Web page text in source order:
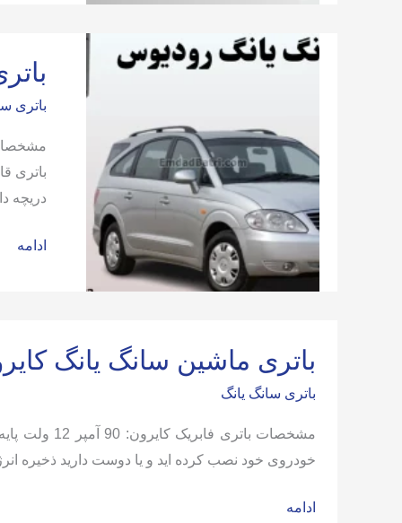
اکتیون
باتری
دریچه
باتری
رودیوس
ادامه
باتری ماشین سانگ یانگ
باتری سانگ یانگ
خودروی خود نصب کرده اید و یا دوست دارید ذخیره
باتری
ادامه